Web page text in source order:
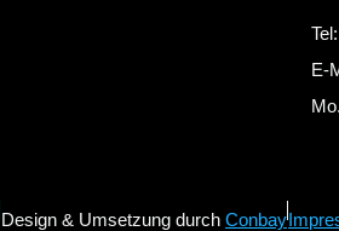
E-
Design & Umsetzung durch Conbay